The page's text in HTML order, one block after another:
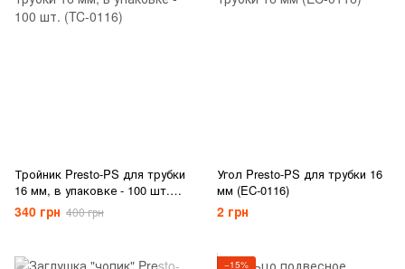
Тройник Presto-PS для трубки
16 мм, в упаковке - 100 шт.
(TC-0116)
340 грн 400 грн
Угол Presto-PS для трубки 16
мм (EC-0116)
2 грн
−15%